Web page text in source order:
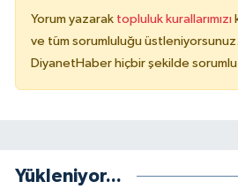
Yorum yazarak topluluk kurallarımızı
ve tüm sorumluluğu
DiyanetHaber hiçbir şekilde
Yükleniyor...
Kırşehir Müftülüğü
Kocaeli Müftülüğü